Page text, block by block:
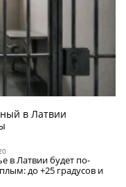
в Латвии
в Латвии будет по-
до +25 градусов и